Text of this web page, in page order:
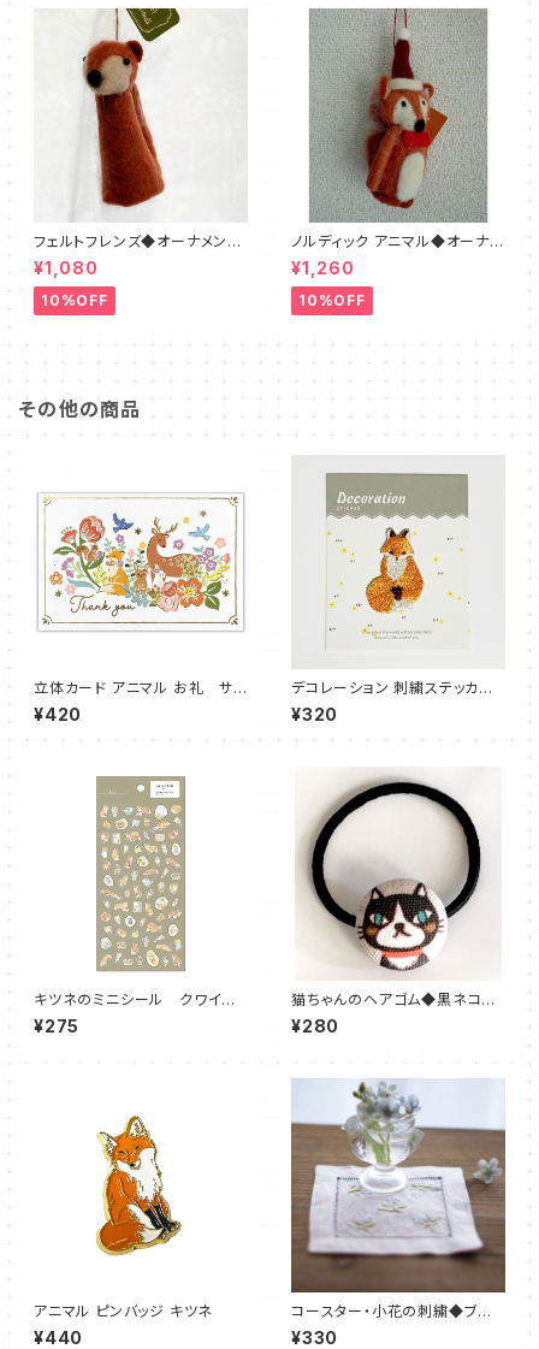
フェルトフレンズ◆オーナメント
フォックス
¥1,080
10%OFF
ノルディック アニマル◆オーナメ
ント◆キツネ フェルト
¥1,260
10%OFF
その他の商品
立体カード アニマル お礼 サン
キューカード Thank You
¥420
デコレーション 刺繍ステッカー
キツネ かしこまりポーズ
¥320
キツネのミニシール クワイエ
ットライフミニステッカー フォッ
クス
¥275
猫ちゃんのヘアゴム◆黒ネコ
Ｓサイズ
¥280
アニマル ピンバッジ キツネ
¥440
コースター・小花の刺繍◆ブル
ー/ピンク 2色
¥330